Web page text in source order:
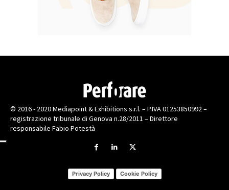
© 2016 - 2020 Mediapoint & Exhibitions s.r.l. – P.IVA 01253850992 –
registrazione tribunale di Genova n.28/2011 – Direttore
responsabile Fabio Potestà
Privacy Policy Cookie Policy